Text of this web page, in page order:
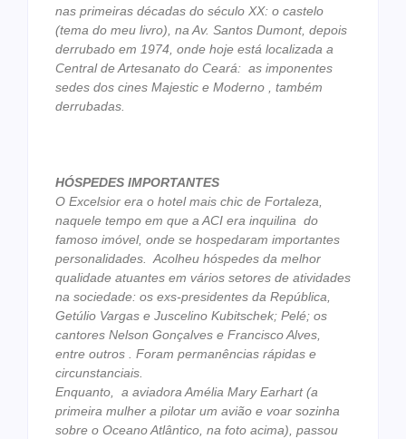
nas primeiras décadas do século XX: o castelo
(tema do meu livro), na Av. Santos Dumont, depois
derrubado em 1974, onde hoje está localizada a
Central de Artesanato do Ceará: as imponentes
sedes dos cines Majestic e Moderno , também
derrubadas.
HÓSPEDES IMPORTANTES
O Excelsior era o hotel mais chic de Fortaleza,
naquele tempo em que a ACI era inquilina do
famoso imóvel, onde se hospedaram importantes
personalidades. Acolheu hóspedes da melhor
qualidade atuantes em vários setores de atividades
na sociedade: os exs-presidentes da República,
Getúlio Vargas e Juscelino Kubitschek; Pelé; os
cantores Nelson Gonçalves e Francisco Alves,
entre outros . Foram permanências rápidas e
circunstanciais.
Enquanto, a aviadora Amélia Mary Earhart (a
primeira mulher a pilotar um avião e voar sozinha
sobre o Oceano Atlântico, na foto acima), passou